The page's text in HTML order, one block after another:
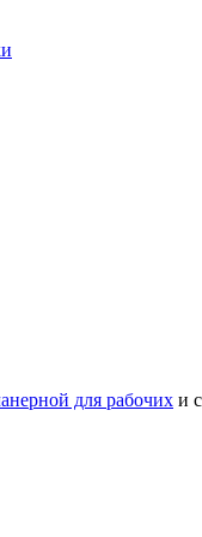
для рабочих и